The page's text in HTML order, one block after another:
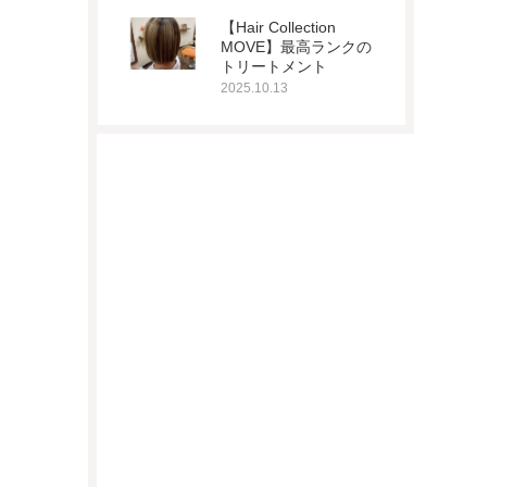
【Hair Collection
MOVE】最高ランクの
トリートメント
2025.10.13